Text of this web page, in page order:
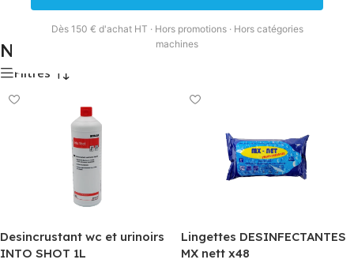
Dès 150 € d'achat HT · Hors promotions · Hors catégories
machines
Nettoyant sanitaires
Filtres
Desincrustant wc et urinoirs
INTO SHOT 1L
Lingettes DESINFECTANTES
MX nett x48